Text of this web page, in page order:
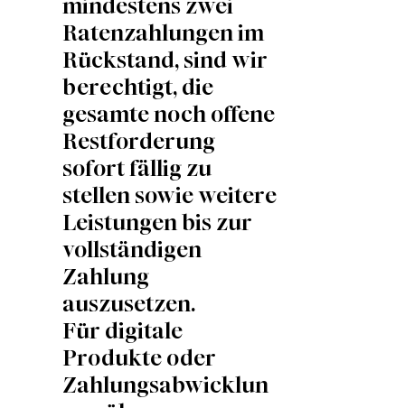
mindestens zwei
Ratenzahlungen im
Rückstand, sind wir
berechtigt, die
gesamte noch offene
Restforderung
sofort fällig zu
stellen sowie weitere
Leistungen bis zur
vollständigen
Zahlung
auszusetzen.
Für digitale
Produkte oder
Zahlungsabwicklun